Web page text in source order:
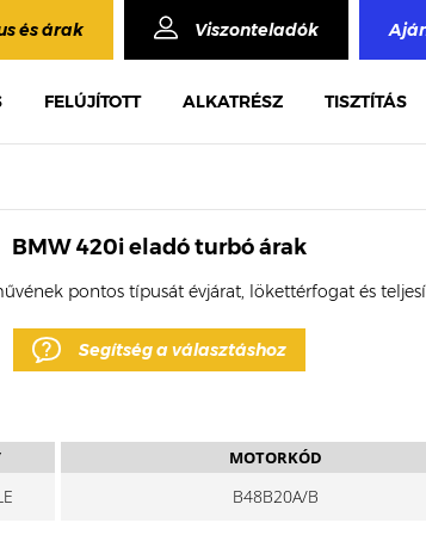
és árak Viszonteladók
FELÚJÍTOTT ALKATRÉSZ TISZTÍTÁS
BMW 420i eladó turbó árak
pontos típusát évjárat, lökettérfogat és
Segítség a választáshoz
MOTORKÓD
B48B20A/B